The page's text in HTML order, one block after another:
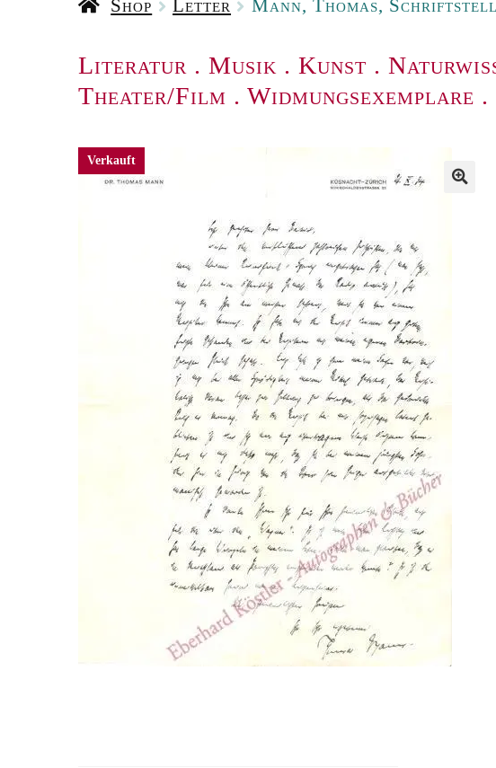
Shop Letter Mann, Thomas,
Literatur . Musik . Kunst .
Theater/Film . Widmungsexemplare .
Verkauft